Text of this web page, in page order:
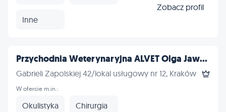
Inne
Zobacz profil
Przychodnia Weterynaryjna ALVET Olga Jaw...
Gabrieli Zapolskiej 42/lokal usługowy nr 12, Kraków
W ofercie m.in.:
Okulistyka Chirurgia